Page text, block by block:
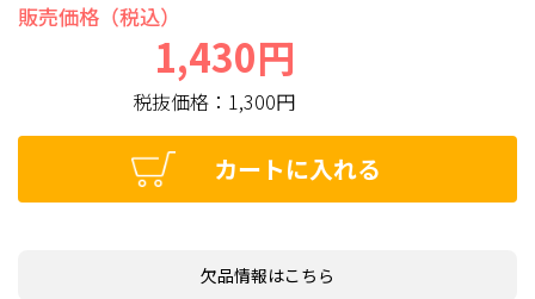
販売価格（税込）
1,430円
税抜価格： 1,300円
カートに入れる
欠品情報はこちら